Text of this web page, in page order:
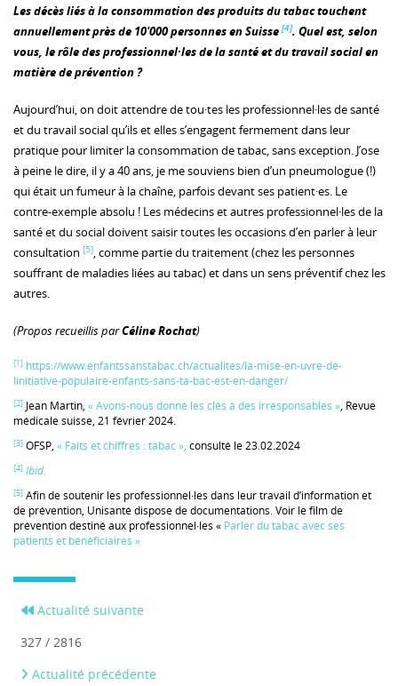
Les décès liés à la consommation des produits du tabac touchent
annuellement près de 10'000 personnes en Suisse [4]. Quel est, selon
vous, le rôle des professionnel·les de la santé et du travail social en
matière de prévention ?
Aujourd’hui, on doit attendre de tou·tes les professionnel·les de santé
et du travail social qu’ils et elles s’engagent fermement dans leur
pratique pour limiter la consommation de tabac, sans exception. J’ose
à peine le dire, il y a 40 ans, je me souviens bien d’un pneumologue (!)
qui était un fumeur à la chaîne, parfois devant ses patient·es. Le
contre-exemple absolu ! Les médecins et autres professionnel·les de la
santé et du social doivent saisir toutes les occasions d’en parler à leur
consultation [5], comme partie du traitement (chez les personnes
souffrant de maladies liées au tabac) et dans un sens préventif chez les
autres.
(Propos recueillis parCéline Rochat)
[1] https://www.enfantssanstabac.ch/actualites/la-mise-en-uvre-de-
linitiative-populaire-enfants-sans-ta-bac-est-en-danger/
[2] Jean Martin, « Avons-nous donné les clés à des irresponsables », Revue
médicale suisse, 21 février 2024.
[3] OFSP, « Faits et chiffres : tabac », consulté le 23.02.2024
[4] Ibid.
[5] Afin de soutenir les professionnel·les dans leur travail d’information et
de prévention, Unisanté dispose de documentations. Voir le film de
prévention destiné aux professionnel·les « Parler du tabac avec ses
patients et bénéficiaires »
Actualité suivante
327 / 2816
Actualité précédente